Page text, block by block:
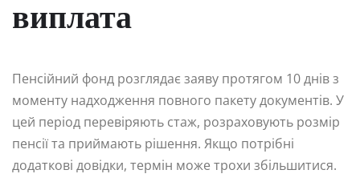
виплата
Пенсійний фонд розглядає заяву протягом 10 днів з
моменту надходження повного пакету документів. У
цей період перевіряють стаж, розраховують розмір
пенсії та приймають рішення. Якщо потрібні
додаткові довідки, термін може трохи збільшитися.